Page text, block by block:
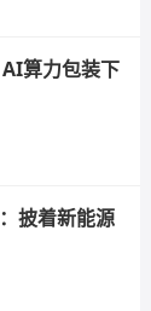
算力包装下
披着新能源